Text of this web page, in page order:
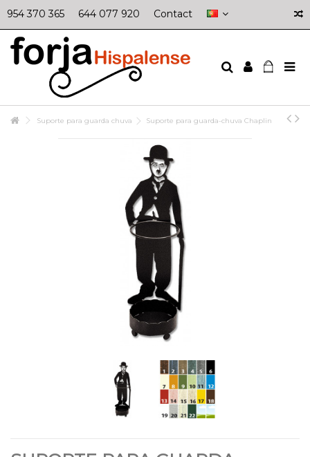
954 370 365 644 077 920 Contact
Suporte para guarda chuva Suporte para guarda-chuva Chaplin